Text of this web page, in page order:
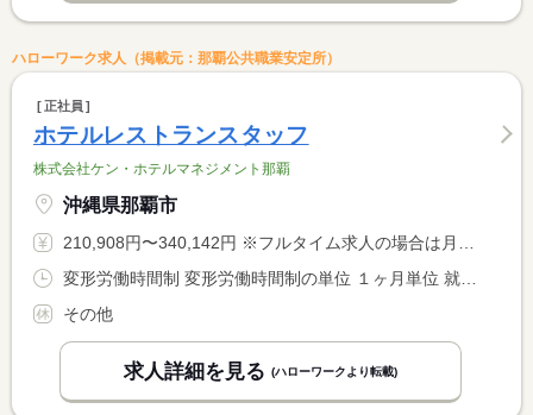
ハローワーク求人（掲載元：那覇公共職業安定所）
正社員
ホテルレストランスタッフ
株式会社ケン・ホテルマネジメント那覇
沖縄県那覇市
210,908円〜340,142円 ※フルタイム求人の場合は月額（換算額）、パート求人の場合は時間額を表示しています。
その他
求人詳細を見る (ハローワークより転載)